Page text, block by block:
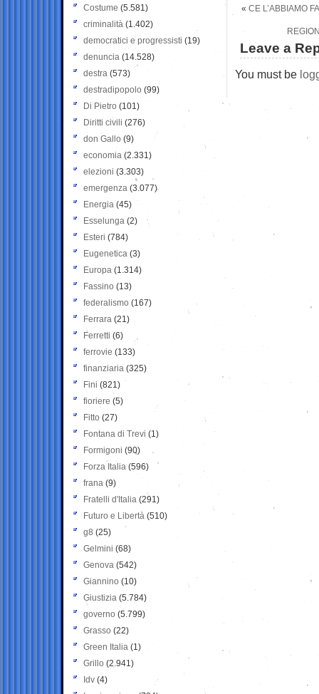
« CE L’ABBIAMO
Leave a
You must be
Costume (5.581)
criminalità (1.402)
democratici e progressisti (19)
denuncia (14.528)
destra (573)
destradipopolo (99)
Di Pietro (101)
Diritti civili (276)
don Gallo (9)
economia (2.331)
elezioni (3.303)
emergenza (3.077)
Energia (45)
Esselunga (2)
Esteri (784)
Eugenetica (3)
Europa (1.314)
Fassino (13)
federalismo (167)
Ferrara (21)
Ferretti (6)
ferrovie (133)
finanziaria (325)
Fini (821)
fioriere (5)
Fitto (27)
Fontana di Trevi (1)
Formigoni (90)
Forza Italia (596)
frana (9)
Fratelli d'Italia (291)
Futuro e Libertà (510)
g8 (25)
Gelmini (68)
Genova (542)
Giannino (10)
Giustizia (5.784)
governo (5.799)
Grasso (22)
Green Italia (1)
Grillo (2.941)
Idv (4)